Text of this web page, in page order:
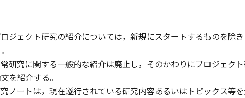
ジェクト研究の紹介については，新規にスタートするものを除
研究に関する一般的な紹介は廃止し，そのかわりにプロジェク
を紹介する。
ノートは，現在遂行されている研究内容あるいはトピックス等